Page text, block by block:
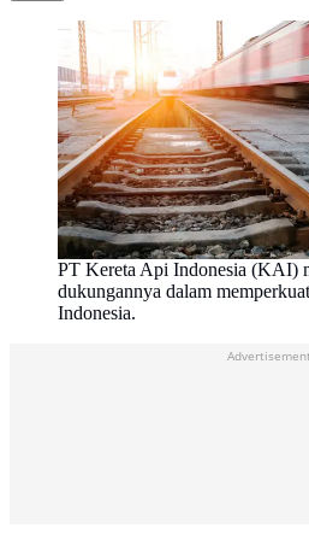
PT Kereta Api Indonesia (KAI)
dukungannya dalam
Indonesia.
Advertisement